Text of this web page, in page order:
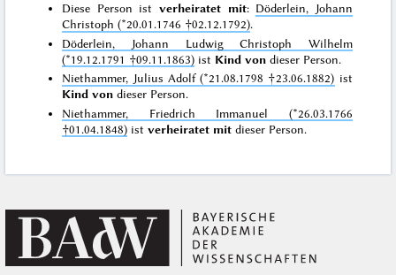
Diese Person ist verheiratet mit: Döderlein, Johann
Christoph (*20.01.1746 †02.12.1792).
Döderlein, Johann Ludwig Christoph Wilhelm
(*19.12.1791 †09.11.1863) ist Kind von dieser Person.
Niethammer, Julius Adolf (*21.08.1798 †23.06.1882) ist
Kind von dieser Person.
Niethammer, Friedrich Immanuel (*26.03.1766
†01.04.1848) istverheiratet mit dieser Person.